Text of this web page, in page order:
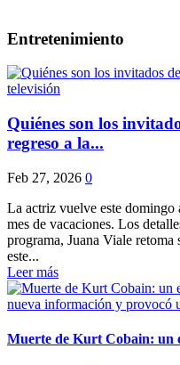
Entretenimiento
Quiénes son los
regreso a la...
Feb 27, 2026 0
La actriz vuelve este domingo
mes de vacaciones. Los
programa, Juana Viale
este...
Leer más
Muerte de Kurt Cobain: un